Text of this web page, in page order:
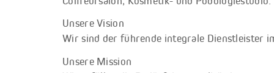
Unsere Vision
Wir sind der führende integrale Dienstleister
Unsere Mission